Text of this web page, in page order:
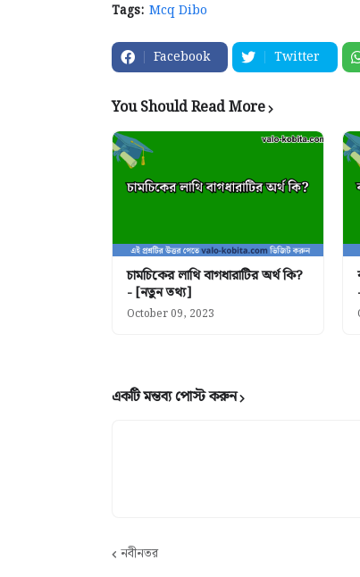
Tags: Mcq Dibo
Facebook Twitter
You Should Read More
চামচিকের লাথি বাগধারাটির অর্থ কি?
- [নতুন তথ্য]
October 09, 2023
একটি মন্তব্য পোস্ট করুন
নবীনতর